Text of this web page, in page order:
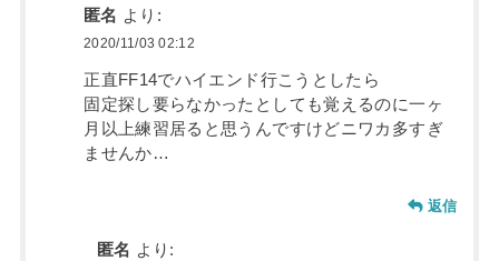
匿名 より:
2020/11/03 02:12
正直FF14でハイエンド行こうとしたら
固定探し要らなかったとしても覚えるのに一ヶ
月以上練習居ると思うんですけどニワカ多すぎ
ませんか…
返信
匿名 より: